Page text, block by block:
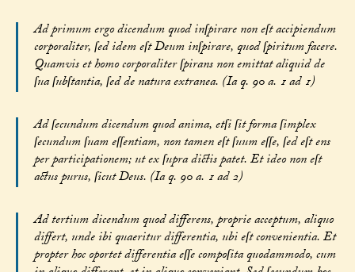
Ad primum ergo dicendum quod inſpirare non eſt accipiendum
corporaliter, ſed idem eſt Deum inſpirare, quod ſpiritum facere.
Quamvis et homo corporaliter ſpirans non emittat aliquid de
ſua ſubſtantia, ſed de natura extranea. (Ia q. 90 a. 1 ad 1)
Ad ſecundum dicendum quod anima, etſi ſit forma ſimplex
ſecundum ſuam eſſentiam, non tamen eſt ſuum eſſe, ſed eſt ens
per participationem; ut ex ſupra dictis patet. Et ideo non eſt
actus purus, ſicut Deus. (Ia q. 90 a. 1 ad 2)
Ad tertium dicendum quod differens, proprie acceptum, aliquo
differt, unde ibi quaeritur differentia, ubi eſt convenientia. Et
propter hoc oportet differentia eſſe compoſita quodammodo, cum